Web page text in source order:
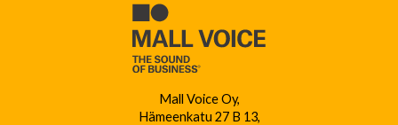
Mall Voice Oy,
Hämeenkatu 27 B 13,